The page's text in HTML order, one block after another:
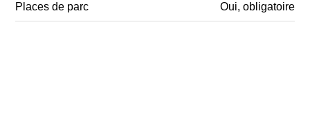
Places de parc Oui, obligatoire